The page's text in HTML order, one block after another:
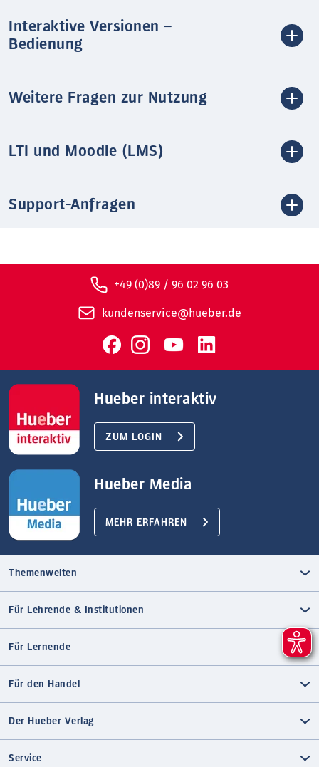
Interaktive Versionen –
Bedienung
Weitere Fragen zur Nutzung
LTI und Moodle (LMS)
Support-Anfragen
+49 (0)89 / 96 02 96 03
kundenservice@hueber.de
Hueber interaktiv
ZUM LOGIN
Hueber Media
MEHR ERFAHREN
Themenwelten
Für Lehrende & Institutionen
Für Lernende
Für den Handel
Der Hueber Verlag
Service